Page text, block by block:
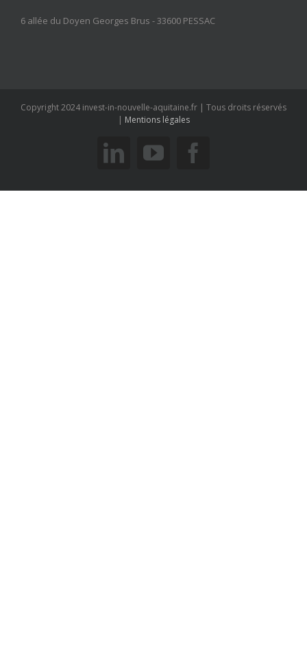
6 allée du Doyen Georges Brus - 33600 PESSAC
Copyright 2024 invest-in-nouvelle-aquitaine.fr | Tous droits réservés
| Mentions légales
linkedinyoutube